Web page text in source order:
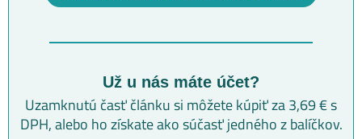
Už u nás máte účet?
Uzamknutú časť článku si môžete kúpiť za 3,69 € s
DPH,alebo ho získate ako súčasť jedného z balíčkov.